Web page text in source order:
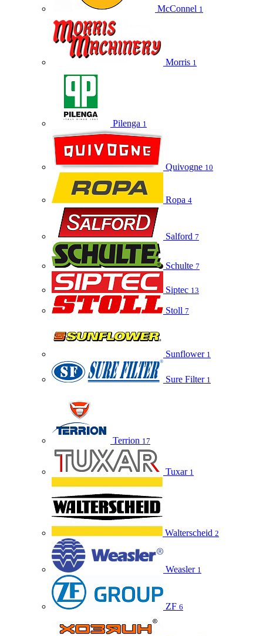
McConnel 1
Morris 1
Pilenga 1
Quivogne 10
Ropa 4
Salford 7
Schulte 7
Siptec 13
Stoll 7
Sunflower 1
Sure Filter 1
Terrion 17
Tuxar 1
Walterscheid 2
Weasler 1
ZF 6